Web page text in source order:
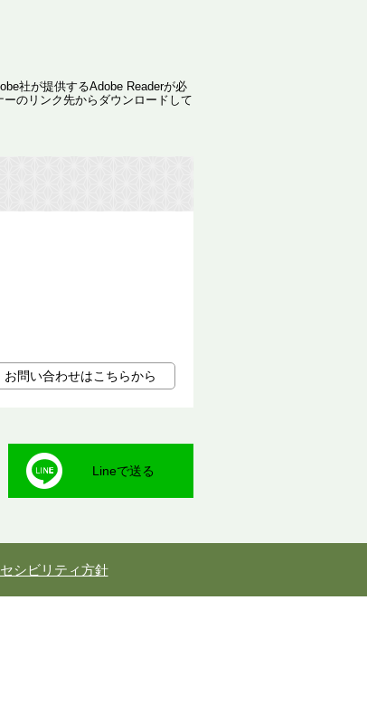
社が提供するAdobe Readerが必
のリンク先からダウンロードして
お問い合わせはこちらから
Lineで送る
シビリティ方針